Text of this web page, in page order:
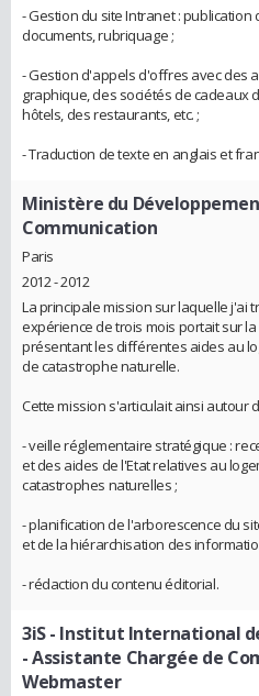
- Gestion du site Intranet : publication
documents, rubriquage ;
- Gestion d'appels d'offres avec des
graphique, des sociétés de cadeaux
hôtels, des restaurants, etc. ;
- Traduction de texte en anglais et
Ministère du
Communication
Paris
2012 - 2012
La principale mission sur laquelle j'ai
expérience de trois mois portait sur
présentant les différentes aides au
de catastrophe naturelle.
Cette mission s'articulait ainsi autour
- veille réglementaire stratégique :
et des aides de l'Etat relatives au
catastrophes naturelles ;
- planification de l'arborescence du
et de la hiérarchisation des
- rédaction du contenu éditorial.
3iS - Institut International
- Assistante Chargée de
Webmaster